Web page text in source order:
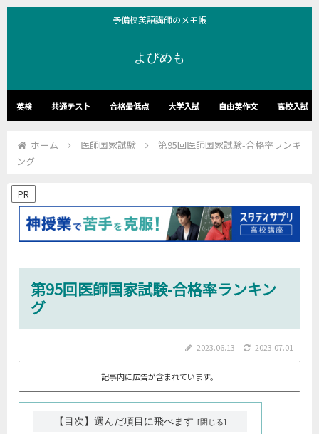
予備校英語講師のメモ帳
よびめも
英検 共通テスト 合格最低点 大学入試 自由英作文 高校入試
ホーム 医師国家試験
第95回医師国家試験-合格率ランキ
ング
PR
第95回医師国家試験-合格率ランキン
グ
2023.06.13 2023.07.01
記事内に広告が含まれています。
【目次】選んだ項目に飛べます